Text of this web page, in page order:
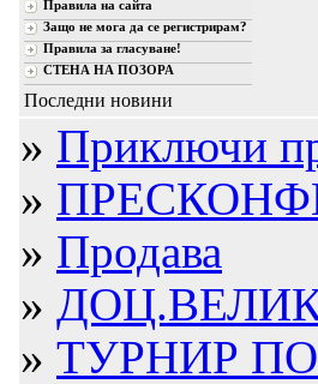
Правила на сайта
Защо не мога да се регистрирам?
Правила за гласуване!
СТЕНА НА ПОЗОРА
Последни новини
» Приключи
»
» Продава
»
» ТУРНИР ПО